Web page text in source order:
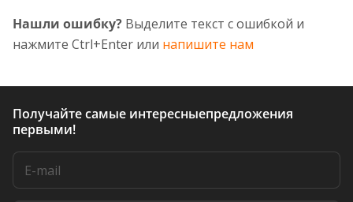
Нашли ошибку? Выделите текст с ошибкой и
нажмите Ctrl+Enter или напишите нам
Получайте самые интересныепредложения
первыми!